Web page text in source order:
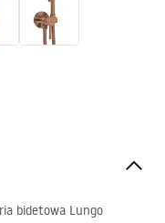
bidetowa Lungo